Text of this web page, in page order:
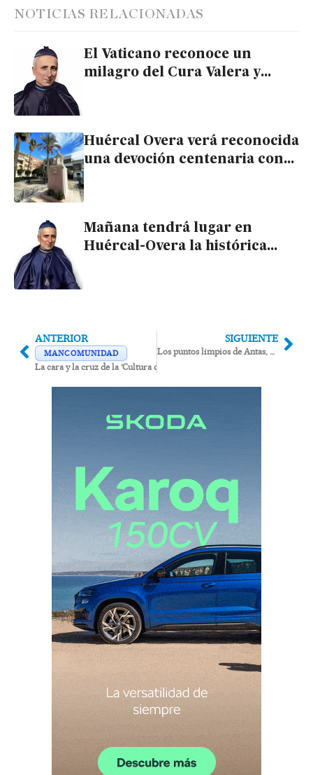
NOTICIAS RELACIONADAS
El Vaticano reconoce un
milagro del Cura Valera y
Huércal Overa verá reconocida
una devoción centenaria con
Mañana tendrá lugar en
Huércal-Overa la histórica
ANTERIOR
MANCOMUNIDAD
La cara y la cruz de la ‘Cultura del Esparto’
SIGUIENTE
Los puntos limpios de Antas, Huércal, Pulpí y Los Gallardos a punto de cumplir 3 años sin funcionar después de costar 1,2 millones